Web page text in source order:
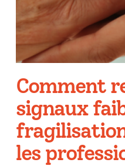
Comment
signaux
les